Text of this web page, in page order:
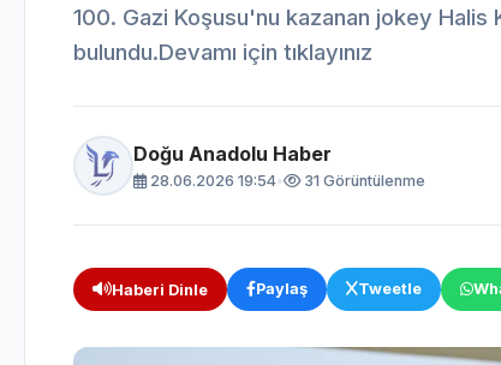
100. Gazi Koşusu'nu kazanan jokey Halis
bulundu.Devamı için tıklayınız
Doğu Anadolu Haber
28.06.2026 19:54• 31 Görüntülenme
Haberi Dinle Paylaş Tweetle